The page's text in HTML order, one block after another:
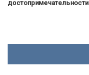
достопримечательности